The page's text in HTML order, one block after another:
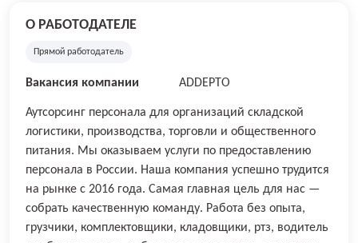
О РАБОТОДАТЕЛЕ
Прямой работодатель
Вакансия компании ADDEPTO
Аутсорсинг персонала для организаций складской
логистики, производства, торговли и общественного
питания. Мы оказываем услуги по предоставлению
персонала в России. Наша компания успешно трудится
на рынке с 2016 года. Самая главная цель для нас —
собрать качественную команду. Работа без опыта,
грузчики, комплектовщики, кладовщики, ртз, водитель